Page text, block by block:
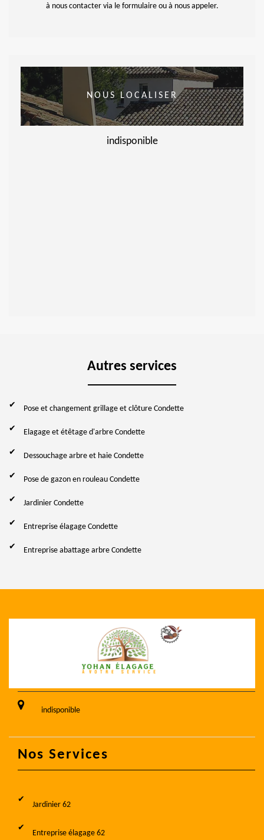
à nous contacter via le formulaire ou à nous appeler.
NOUS LOCALISER
indisponible
Autres services
Pose et changement grillage et clôture Condette
Elagage et étêtage d'arbre Condette
Dessouchage arbre et haie Condette
Pose de gazon en rouleau Condette
Jardinier Condette
Entreprise élagage Condette
Entreprise abattage arbre Condette
indisponible
Nos Services
Jardinier 62
Entreprise élagage 62